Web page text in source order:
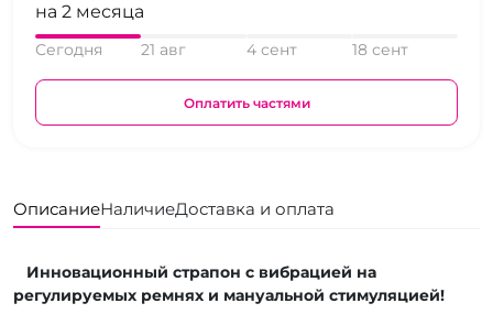
на 2 месяца
Сегодня 21 авг 4 сент 18 сент
Оплатить частями
ОписаниеНаличиеДоставка и оплата
Инновационный страпон с вибрацией на
регулируемых ремнях и мануальной стимуляцией!